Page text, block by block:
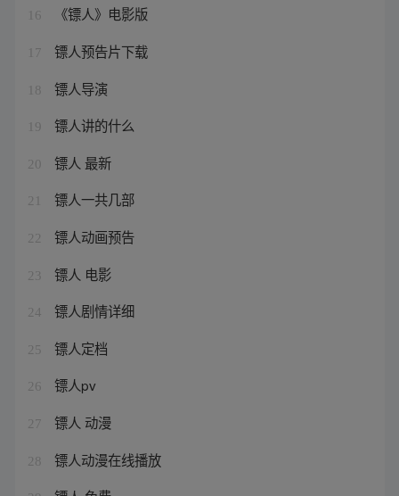
16 《镖人》电影版
17 镖人预告片下载
18 镖人导演
19 镖人讲的什么
20 镖人 最新
21 镖人一共几部
22 镖人动画预告
23 镖人 电影
24 镖人剧情详细
25 镖人定档
26 镖人pv
27 镖人 动漫
28 镖人动漫在线播放